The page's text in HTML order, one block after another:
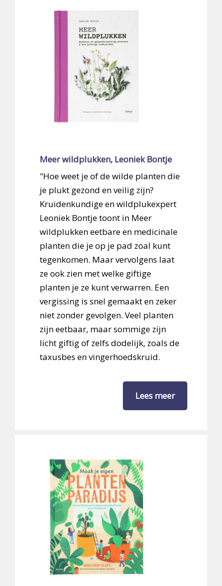
Meer wildplukken, Leoniek Bontje
"Hoe weet je of de wilde planten die
je plukt gezond en veilig zijn?
Kruidenkundige en wildplukexpert
Leoniek Bontje toont in Meer
wildplukken eetbare en medicinale
planten die je op je pad zoal kunt
tegenkomen. Maar vervolgens laat
ze ook zien met welke giftige
planten je ze kunt verwarren. Een
vergissing is snel gemaakt en zeker
niet zonder gevolgen. Veel planten
zijn eetbaar, maar sommige zijn
licht giftig of zelfs dodelijk, zoals de
taxusbes en vingerhoedskruid.
Lees meer